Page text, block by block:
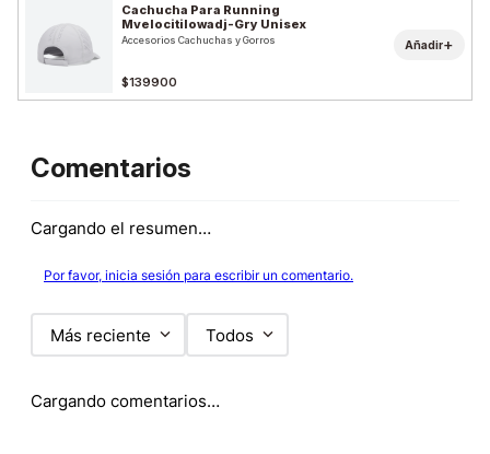
Cachucha Para Running
Mvelocitilowadj-Gry Unisex
Accesorios Cachuchas y Gorros
$139900
Añadir+
Comentarios
Cargando el resumen…
Por favor, inicia sesión para escribir un comentario.
Más reciente Todos
Cargando comentarios…